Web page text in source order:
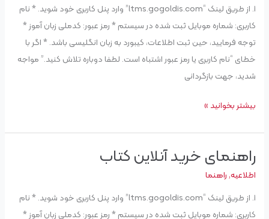
۱. از طریق لینک “ltms.gogoldis.com” وارد پنل کاربری خود شوید. * نام
کاربری: شماره موبایل ثبت شده در سیستم * رمز عبور: کدملی زبان آموز *
توجه فرمایید، حین ثبت اطلاعات، کیبورد به زبان انگلیسی باشد. * اگر با
خطای “نام کاربری یا رمز عبور اشتباه است. لطفا دوباره تلاش کنید.” مواجه
شدید، جهت بازگردانی
ترم
جدید
بیشتر بخوانید »
راهنمای خرید آنلاین کتاب
اطلاعیه,راهنما
۱. از طریق لینک “ltms.gogoldis.com” وارد پنل کاربری خود شوید. * نام
کاربری: شماره موبایل ثبت شده در سیستم * رمز عبور: کدملی زبان آموز *
راهنمای
خرید
کتاب